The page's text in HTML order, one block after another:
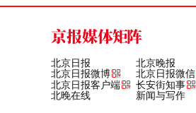
京报媒体矩阵
北京日报 北京晚报
北京日报微博 北京日报微信
北京日报客户端
长安街知事
北晚在线 新闻与写作